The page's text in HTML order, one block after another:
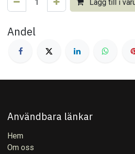
Lägg till i
Andel
Användbara länkar
Hem
Om oss